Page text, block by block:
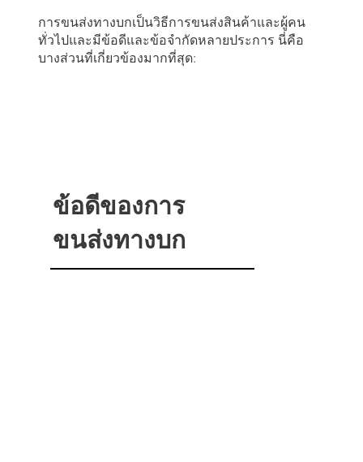
การขนส่งทางบกเป็นวิธีการขนส่งสินค้าและผู้คน
ทั่วไปและมีข้อดีและข้อจํากัดหลายประการ นี่คือ
บางส่วนที่เกี่ยวข้องมากที่สุด:
ข้อดีของการ
ขนส่งทางบก